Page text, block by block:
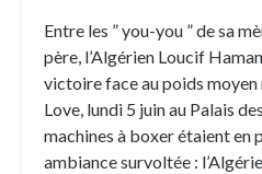
Entre les ” you-you ” de sa
père, l’Algérien Loucif
victoire face au poids
Love, lundi 5 juin au Palais
machines à boxer étaient en
ambiance survoltée :